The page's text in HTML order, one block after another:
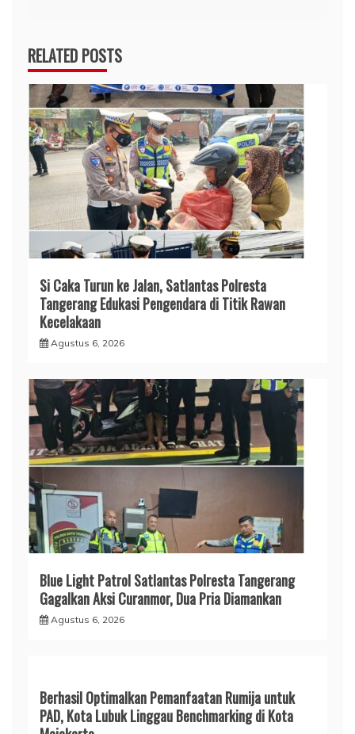
RELATED POSTS
Si Caka Turun ke Jalan, Satlantas Polresta
Tangerang Edukasi Pengendara di Titik Rawan
Kecelakaan
Agustus 6, 2026
Blue Light Patrol Satlantas Polresta Tangerang
Gagalkan Aksi Curanmor, Dua Pria Diamankan
Agustus 6, 2026
Berhasil Optimalkan Pemanfaatan Rumija untuk
PAD, Kota Lubuk Linggau Benchmarking di Kota